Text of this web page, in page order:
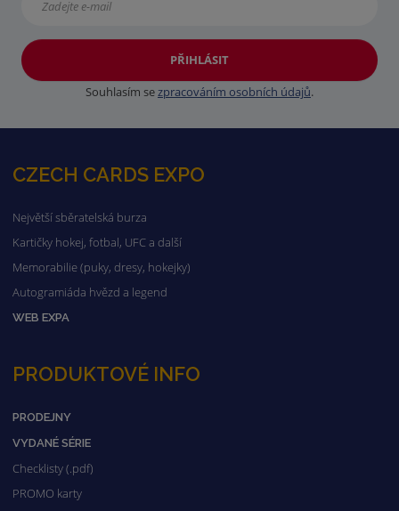
PŘIHLÁSIT
Souhlasím sezpracováním osobních údajů.
CZECH CARDS EXPO
Největší sběratelská burza
Kartičky hokej, fotbal, UFC a další
Memorabilie (puky, dresy, hokejky)
Autogramiáda hvězd a legend
WEB EXPA
PRODUKTOVÉ INFO
PRODEJNY
VYDANÉ SÉRIE
Checklisty (.pdf)
PROMO karty